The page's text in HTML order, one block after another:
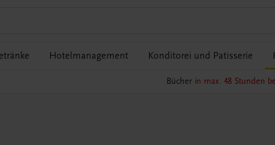
Hotelmanagement Konditorei und Patisserie
Bücher in max. 48 Stunden